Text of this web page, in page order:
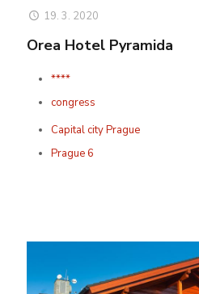
19. 3. 2020
Orea Hotel Pyramida
****
congress
Capital city Prague
Prague 6